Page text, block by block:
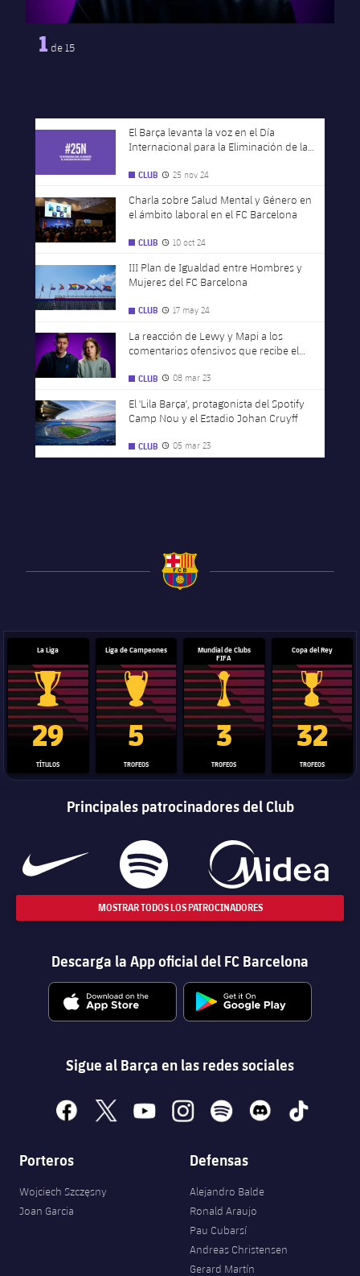
1 de 15
FC Barcelona club badge
El Barça levanta la voz en el Día
Internacional para la Eliminación de la
CLUB Fecha de publicación
25 nov 24
FC Barcelona club badge
Charla sobre Salud Mental y Género en
el ámbito laboral en el FC Barcelona
CLUB Fecha de publicación
10 oct 24
FC Barcelona club badge
III Plan de Igualdad entre Hombres y
Mujeres del FC Barcelona
CLUB Fecha de publicación
17 may 24
FC Barcelona club badge
La reacción de Lewy y Mapi a los
comentarios ofensivos que recibe el
CLUB Fecha de publicación
08 mar 23
FC Barcelona club badge
El 'Lila Barça', protagonista del Spotify
Camp Nou y el Estadio Johan Cruyff
CLUB Fecha de publicación
05 mar 23
La Liga
Trofeo de La Liga
29
TÍTULOS
Liga de Campeones
Trofeo de la Liga de Campeones
5
TROFEOS
Mundial de Clubs
FIFA
Trofeo del Mundial de
3
TROFEOS
Copa del Rey
Copa del
32
TROFEOS
Principales patrocinadores del Club
MOSTRAR TODOS LOS PATROCINADORES
Descarga la App oficial del FC Barcelona
Sigue al Barça en las redes sociales
facebook
x youtubeinstagramspotify discord tiktok
Porteros
Wojciech Szczęsny
Joan Garcia
Defensas
Alejandro Balde
Ronald Araujo
Pau Cubarsí
Andreas Christensen
Gerard Martín